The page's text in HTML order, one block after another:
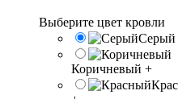
Выберите цвет кровли
Серый
Коричневый +